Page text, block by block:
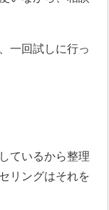
一回試しに行っ
ているから整理
リングはそれを